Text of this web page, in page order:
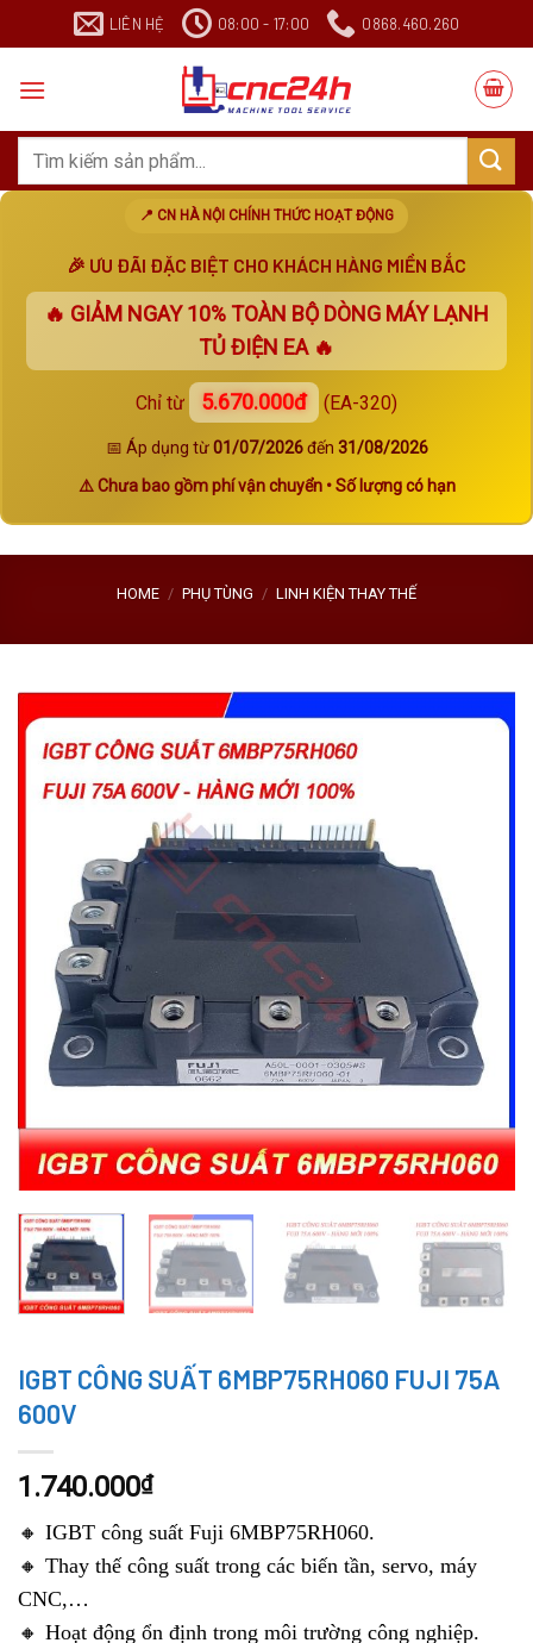
đến
dung
LIÊN HỆ 08:00 - 17:00 0868.460.260
Search
📍 CN HÀ NỘI CHÍNH THỨC HOẠT ĐỘNG
🎉 ƯU ĐÃI ĐẶC BIỆT CHO KHÁCH HÀNG MIỀN BẮC
🔥 GIẢM NGAY10% TOÀN BỘ DÒNG MÁY LẠNH
TỦ ĐIỆN EA 🔥
Chỉ từ 5.670.000đ (EA-320)
📅 Áp dụng từ01/07/2026đến 31/08/2026
⚠️ Chưa bao gồm phí vận chuyển • Số lượng có hạn
HOME / PHỤ TÙNG / LINH KIỆN THAY THẾ
IGBT CÔNG SUẤT 6MBP75RH060 FUJI 75A
600V
1.740.000₫
🔸 IGBT công suất Fuji 6MBP75RH060.
🔸 Thay thế công suất trong các biến tần, servo, máy
CNC,…
🔸 Hoạt động ổn định trong môi trường công nghiệp.